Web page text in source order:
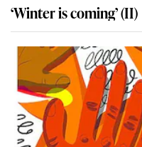
‘Winter is coming’ (II)